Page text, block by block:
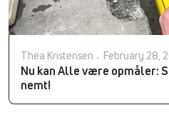
Thea Kristensen February 28,
Nu kan Alle være opmåler:
nemt!